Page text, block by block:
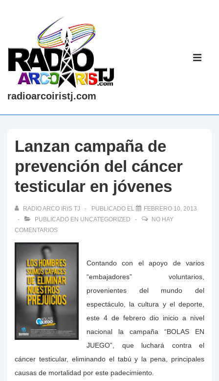
contenido
principal
radioarcoiristj.com
Lanzan campaña de
prevención del cáncer
testicular en jóvenes
RADIO ARCO IRIS TJ PUBLICADO EL
FEBRERO 10, 2013
PUBLICADO EN UNCATEGORIZED
NO HAY
COMENTARIOS
Contando con el apoyo de varios
“embajadores” voluntarios,
provenientes del mundo del
espectáculo, la cultura y el deporte,
este 4 de febrero dio inicio a nivel
nacional la campaña “BOLAS EN
JUEGO”, que luchará contra el
cáncer testicular, eliminando el tabú y la pena, principales
causas de mortalidad por este padecimiento.